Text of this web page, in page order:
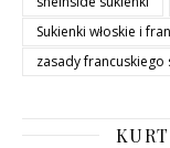
Sukienki włoskie i
zasady francuskiego